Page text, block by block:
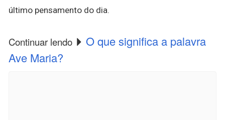
último pensamento do dia.
Continuar lendo
O que significa a palavra
Ave Maria?